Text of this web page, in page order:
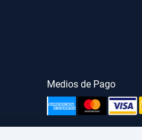
Medios de Pago